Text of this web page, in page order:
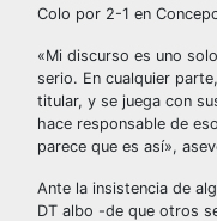
Colo por 2-1 en
«Mi discurso es uno
serio. En cualquier
titular, y se juega con
hace responsable de
parece que es así»,
Ante la insistencia de
DT albo -de que otros